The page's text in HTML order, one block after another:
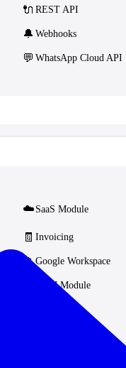
🔌 REST API
🔔 Webhooks
💬 WhatsApp Cloud API
☁️ SaaS Module
🧾 Invoicing
📁Google Workspace
HRM Module